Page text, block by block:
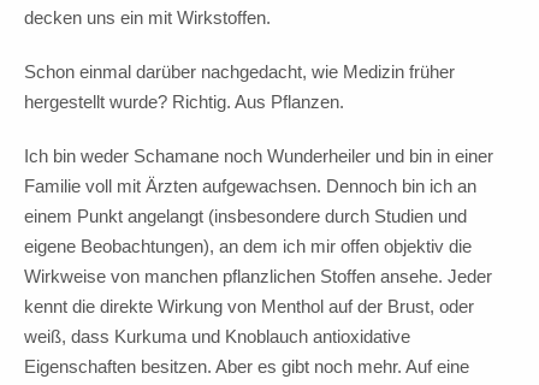
decken uns ein mit Wirkstoffen.
Schon einmal darüber nachgedacht, wie Medizin früher
hergestellt wurde? Richtig. Aus Pflanzen.
Ich bin weder Schamane noch Wunderheiler und bin in einer
Familie voll mit Ärzten aufgewachsen. Dennoch bin ich an
einem Punkt angelangt (insbesondere durch Studien und
eigene Beobachtungen), an dem ich mir offen objektiv die
Wirkweise von manchen pflanzlichen Stoffen ansehe. Jeder
kennt die direkte Wirkung von Menthol auf der Brust, oder
weiß, dass Kurkuma und Knoblauch antioxidative
Eigenschaften besitzen. Aber es gibt noch mehr. Auf eine